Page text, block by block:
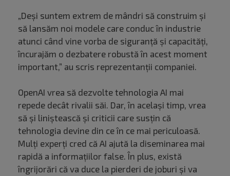
„Deși suntem extrem de mândri să construim și
să lansăm noi modele care conduc în industrie
atunci când vine vorba de siguranță și capacități,
încurajăm o dezbatere robustă în acest moment
important,” au scris reprezentanții companiei.
OpenAI vrea să dezvolte tehnologia AI mai
repede decât rivalii săi. Dar, în același timp, vrea
să și liniștească și criticii care susțin că
tehnologia devine din ce în ce mai periculoasă.
Mulți experți cred că AI ajută la diseminarea mai
rapidă a informațiilor false. În plus, există
îngrijorări că va duce la pierderi de joburi și va